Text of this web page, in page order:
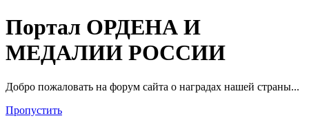
Портал ОРДЕНА И
МЕДАЛИИ РОССИИ
Добро пожаловать на форум сайта о наградах нашей страны...
Пропустить